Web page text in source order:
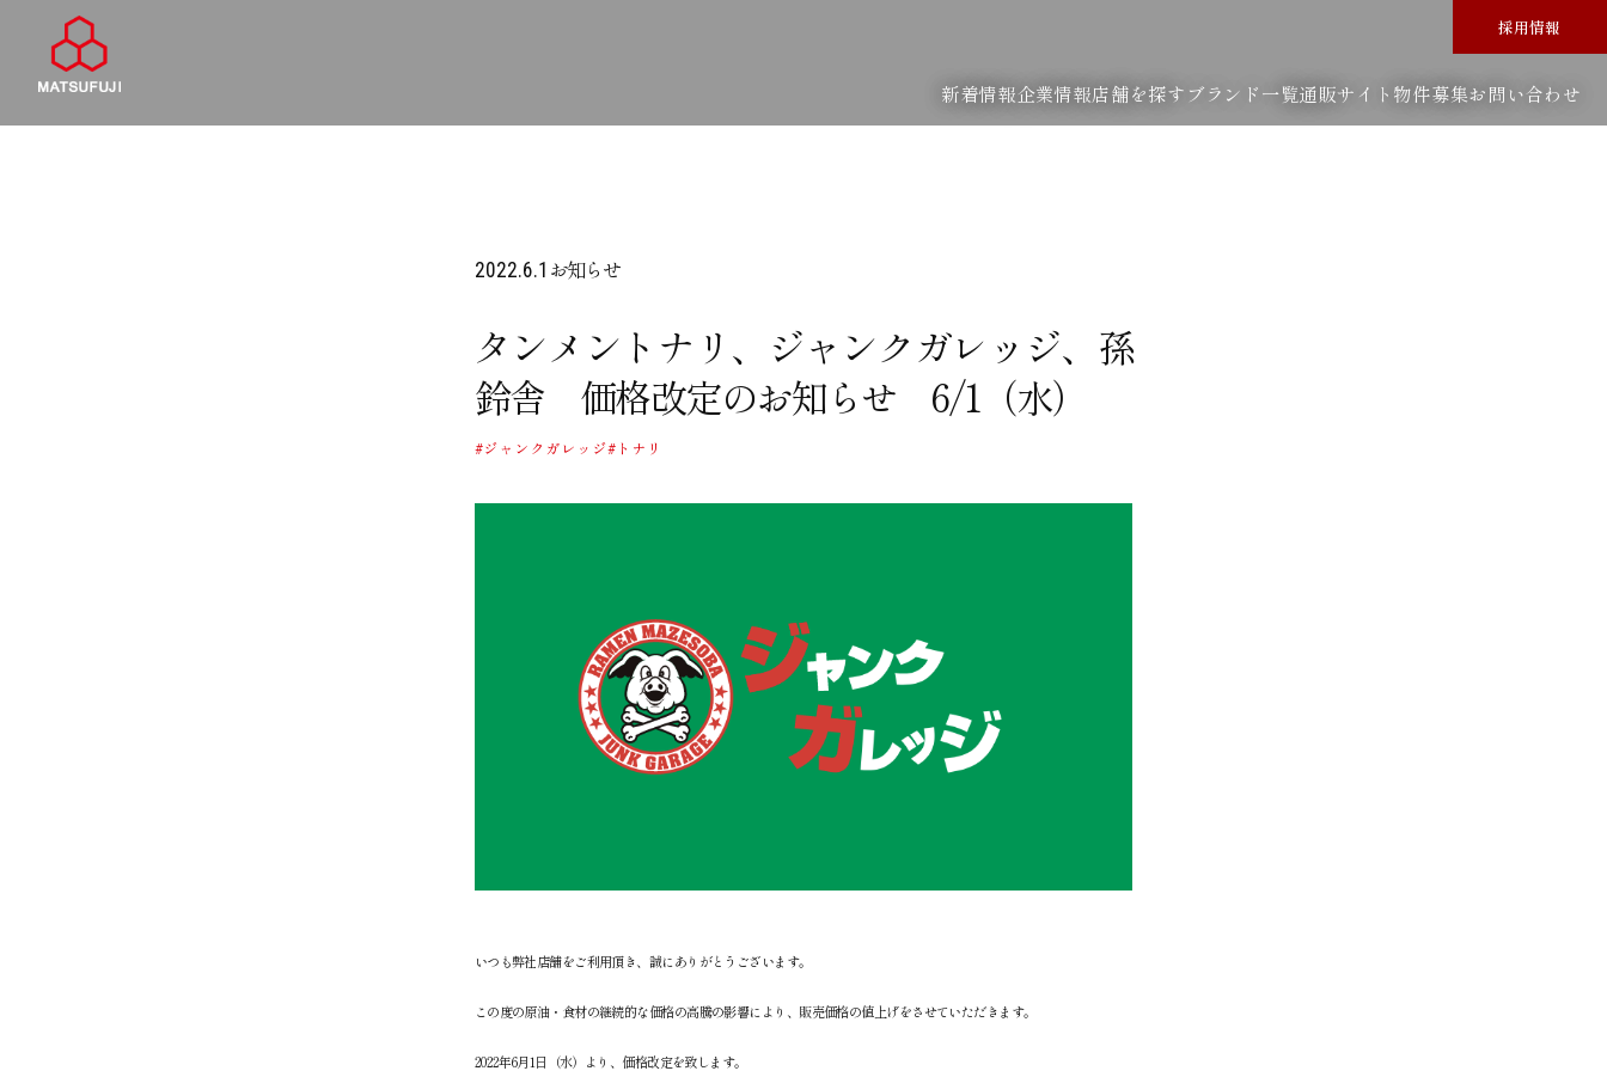
採用情報
新着情報企業情報店舗を探す ブランド一覧通販サイト 物件募集お問い合わせ
2022.6.1 お知らせ
タンメントナリ、ジャンクガレッジ、孫
鈴舎 価格改定のお知らせ 6/1（水）
#ジャンクガレッジ#トナリ
いつも弊社店舗をご利用頂き、誠にありがとうございます。
この度の原油・食材の継続的な価格の高騰の影響により、販売価格の値上げをさせていただきます。
2022年6月1日（水）より、価格改定を致します。